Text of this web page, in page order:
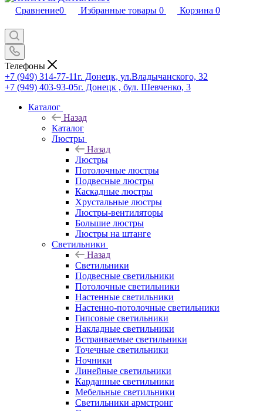
Сравнение0 Избранные товары 0 Корзина 0
Телефоны
+7 (949) 314-77-11г. Донецк, ул.Владычанского, 32
+7 (949) 403-93-05г. Донецк , бул. Шевченко, 3
Каталог
Назад
Каталог
Люстры
Назад
Люстры
Потолочные люстры
Подвесные люстры
Каскадные люстры
Хрустальные люстры
Люстры-вентиляторы
Большие люстры
Люстры на штанге
Светильники
Назад
Светильники
Подвесные светильники
Потолочные светильники
Настенные светильники
Настенно-потолочные светильники
Гипсовые светильники
Накладные светильники
Встраиваемые светильники
Точечные светильники
Ночники
Линейные светильники
Карданные светильники
Мебельные светильники
Светильники армстронг